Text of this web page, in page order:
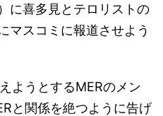
に喜多見とテロリストの
マスコミに報道させよう
ようとするMERのメン
と関係を絶つように告げ